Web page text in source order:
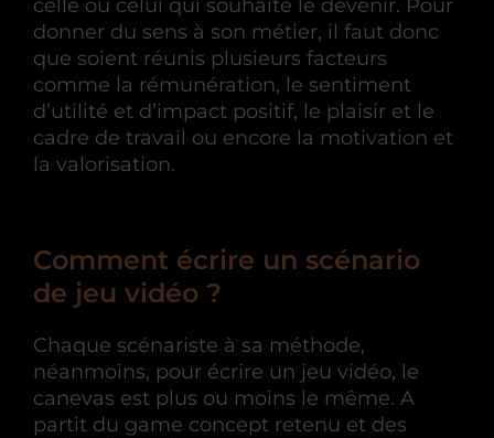
celle ou celui qui souhaite le devenir. Pour
donner du sens à son métier, il faut donc
que soient réunis plusieurs facteurs
comme la rémunération, le sentiment
d’utilité et d’impact positif, le plaisir et le
cadre de travail ou encore la motivation et
la valorisation.
Comment écrire un scénario
de jeu vidéo ?
Chaque scénariste à sa méthode,
néanmoins, pour écrire un jeu vidéo, le
canevas est plus ou moins le même. A
partit du game concept retenu et des